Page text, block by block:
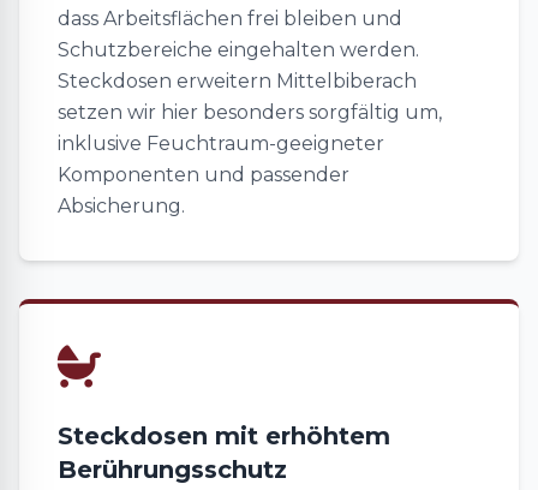
dass Arbeitsflächen frei bleiben und
Schutzbereiche eingehalten werden.
Steckdosen erweitern Mittelbiberach
setzen wir hier besonders sorgfältig um,
inklusive Feuchtraum-geeigneter
Komponenten und passender
Absicherung.
Steckdosen mit erhöhtem
Berührungsschutz